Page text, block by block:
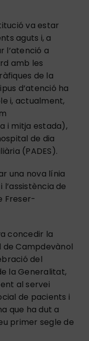
va estar
aguts i, a
l’atenció a
amb les
de la
d’atenció ha
i, actualment,
i mitja estada),
de dia
(PADES).
una nova línia
de
Freser-
concedir la
de Campdevànol
del
la Generalitat,
al servei
de pacients i
que ha dut a
primer segle de